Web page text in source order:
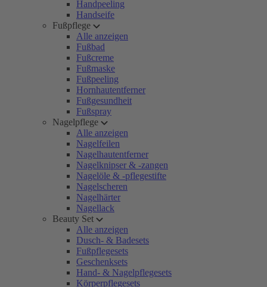
Handpeeling
Handseife
Fußpflege
Alle anzeigen
Fußbad
Fußcreme
Fußmaske
Fußpeeling
Hornhautentferner
Fußgesundheit
Fußspray
Nagelpflege
Alle anzeigen
Nagelfeilen
Nagelhautentferner
Nagelknipser & -zangen
Nagelöle & -pflegestifte
Nagelscheren
Nagelhärter
Nagellack
Beauty Set
Alle anzeigen
Dusch- & Badesets
Fußpflegesets
Geschenksets
Hand- & Nagelpflegesets
Körperpflegesets